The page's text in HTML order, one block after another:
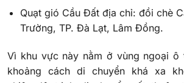
Quạt gió Cầu Đất địa chỉ: đồi chè
Trường, TP. Đà Lạt, Lâm Đồng.
Vì khu vực này nằm ở vùng ngoại ô
khoảng cách di chuyển khá xa